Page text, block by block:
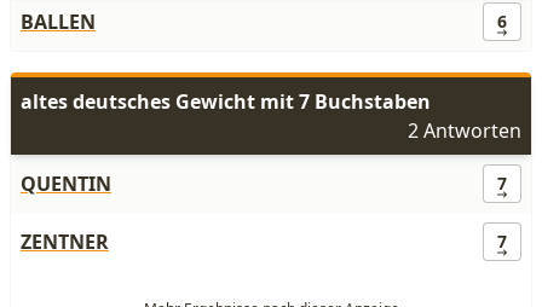
BALLEN
6
altes deutsches Gewicht mit 7 Buchstaben
2 Antworten
QUENTIN
7
ZENTNER 7